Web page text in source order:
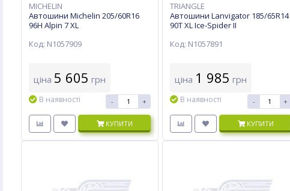
MICHELIN
Автошини Michelin 205/60R16
96H Alpin 7 XL
Код: N1057909
ціна 5 605 грн
В наявності - +
КУПИТИ
TRIANGLE
Автошини Lanvigator 185/65R14
90T XL Ice-Spider II
Код: N1057891
ціна 1 985 грн
В наявності - +
КУПИТИ